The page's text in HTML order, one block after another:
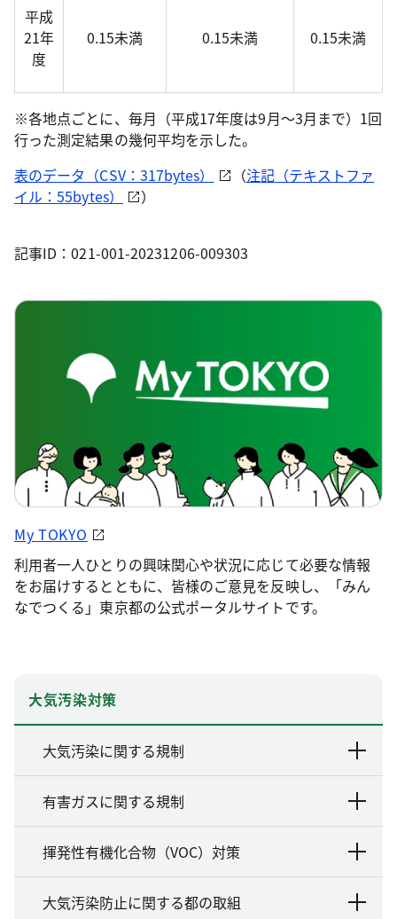
平成
21年
度
0.15未満 0.15未満 0.15未満
※各地点ごとに、毎月（平成17年度は9月～3月まで）1回
行った測定結果の幾何平均を示した。
表のデータ（CSV：317bytes）
（注記（テキストファ
イル：55bytes）
）
記事ID：021-001-20231206-009303
My TOKYO
利用者一人ひとりの興味関心や状況に応じて必要な情報
をお届けするとともに、皆様のご意見を反映し、「みん
なでつくる」東京都の公式ポータルサイトです。
大気汚染対策
大気汚染に関する規制
有害ガスに関する規制
揮発性有機化合物（VOC）対策
大気汚染防止に関する都の取組